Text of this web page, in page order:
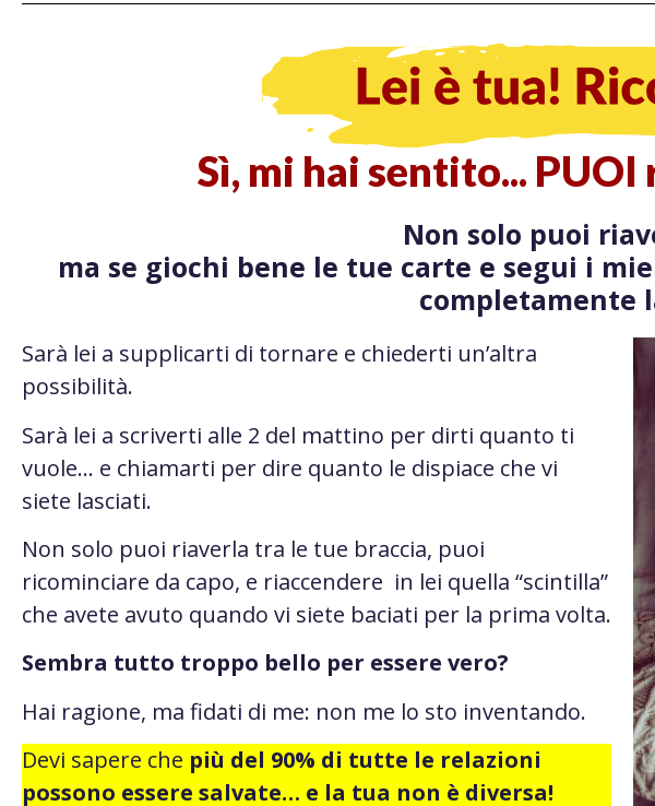
Sì, mi hai sentito...
Non solo puoi
ma se giochi bene le tue carte e segui i
completamente
Sarà lei a supplicarti di tornare e chiederti un’altra
possibilità.
Sarà lei a scriverti alle 2 del mattino per dirti quanto ti
vuole… e chiamarti per dire quanto le dispiace che vi
siete lasciati.
Non solo puoi riaverla tra le tue braccia, puoi
ricominciare da capo, e riaccendere in lei quella “scintilla”
che avete avuto quando vi siete baciati per la prima volta.
Sembra tutto troppo bello per essere vero?
Hai ragione, ma fidati di me: non me lo sto inventando.
Devi sapere che più del 90% di tutte le relazioni
possono essere salvate… e la tua non è diversa!